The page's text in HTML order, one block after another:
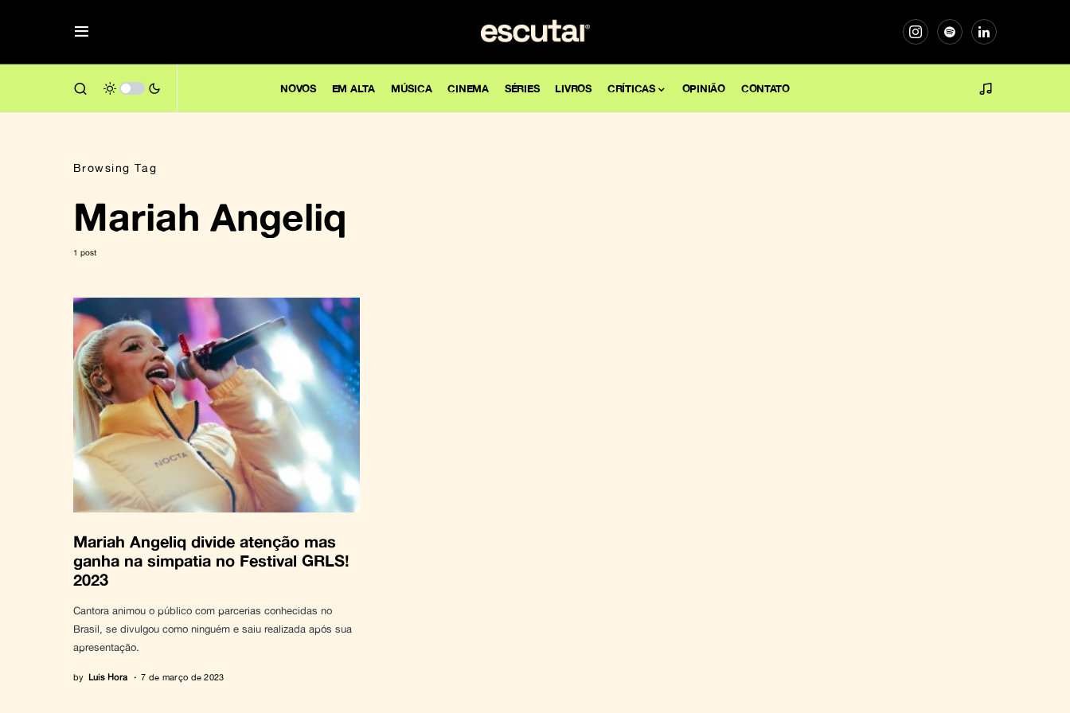
NOVOS EM ALTA MÚSICA CINEMA SÉRIES LIVROS CRÍTICAS OPINIÃO CONTATO
Browsing Tag
Mariah Angeliq
1 post
Mariah Angeliq divide atenção mas
ganha na simpatia no Festival GRLS!
2023
Cantora animou o público com parcerias conhecidas no
Brasil, se divulgou como ninguém e saiu realizada após sua
apresentação.
by Luis Hora 7 de março de 2023